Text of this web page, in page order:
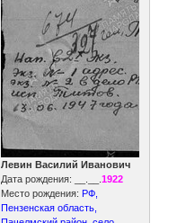
Левин Василий Иванович
Дата рождения: __.__.1922
Место рождения: РФ,
Пензенская область,